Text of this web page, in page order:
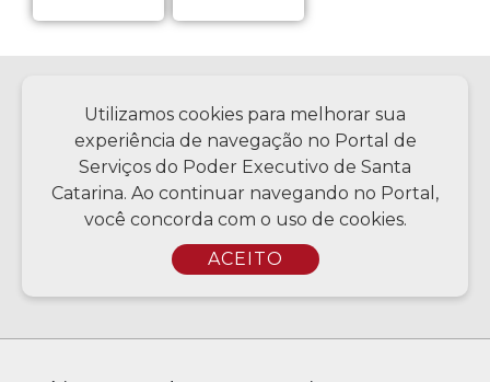
Política de privacidade
Copyright © 2026 Todos os Direitos Reservados SC - Governo de
Santa Catarina | Desenvolvimento - CIASC | Coordenação - SCTI
Utilizamos cookies para melhorar sua
experiência de navegação no Portal de
Serviços do Poder Executivo de Santa
Catarina. Ao continuar navegando no Portal,
você concorda com o uso de cookies.
ACEITO